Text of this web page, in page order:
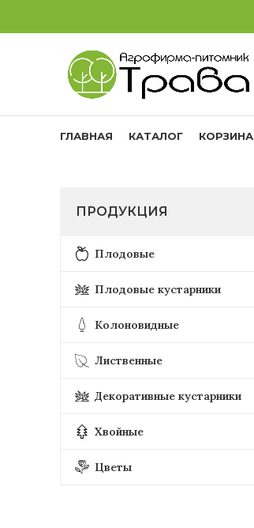
ГЛАВНАЯ КАТАЛОГ КОРЗИНА
ПРОДУКЦИЯ
Плодовые
Плодовые кустарники
Колоновидные
Лиственные
Декоративные кустарники
Хвойные
Цветы